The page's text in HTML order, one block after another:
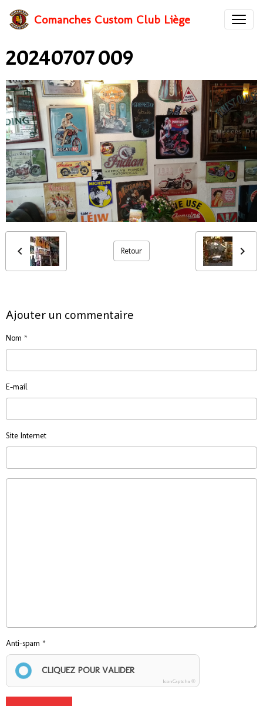
Comanches Custom Club Liège
20240707 009
Retour
Ajouter un commentaire
Nom
E-mail
Site Internet
Anti-spam
CLIQUEZ POUR VALIDER
IconCaptcha ©